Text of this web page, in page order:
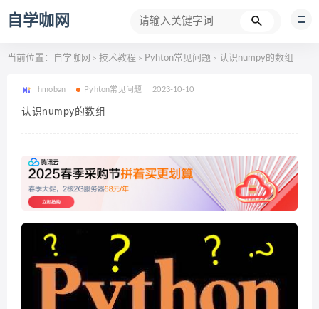
自学咖网
当前位置： 自学咖网 > 技术教程 > Pyhton常见问题 > 认识numpy的数组
hmoban Pyhton常见问题 2023-10-10
认识numpy的数组